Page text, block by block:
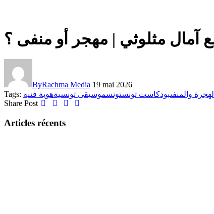
ByRachma Media 19 mai 2026
Tags:
الهجرة والمنفىبودكاست تونستونسموسيقى تونسيةهوية فنية
Share Post
Articles récents